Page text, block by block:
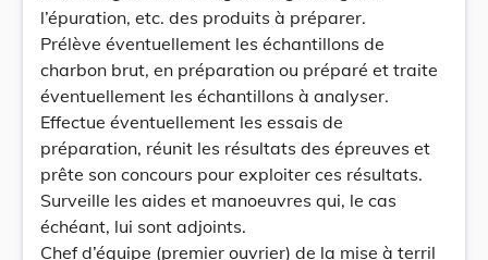
l’épuration, etc. des produits à préparer.
Prélève éventuellement les échantillons de
charbon brut, en préparation ou préparé et traite
éventuellement les échantillons à analyser.
Effectue éventuellement les essais de
préparation, réunit les résultats des épreuves et
prête son concours pour exploiter ces résultats.
Surveille les aides et manoeuvres qui, le cas
échéant, lui sont adjoints.
Chef d’équipe (premier ouvrier) de la mise à terril